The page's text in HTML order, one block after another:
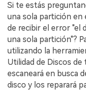
Si te estás
una sola partición en
de recibir el error "el
una sola partición"?
utilizando la
Utilidad de Discos
escaneará en busca
disco y los reparará